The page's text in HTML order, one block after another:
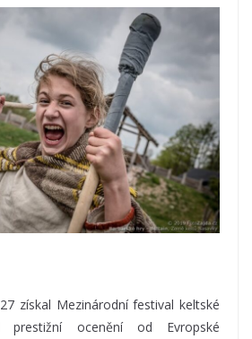
získal Mezinárodní festival keltské
prestižní ocenění od Evropské